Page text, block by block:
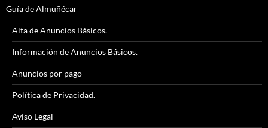
Guía de Almuñécar
Alta de Anuncios Básicos.
Información de Anuncios Básicos.
Anuncios por pago
Política de Privacidad.
Aviso Legal